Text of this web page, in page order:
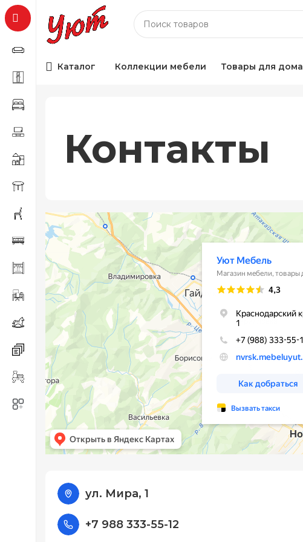
Каталог Коллекции мебели Товары для дома
Контакты
ул. Мира, 1
+7 988 333-55-12